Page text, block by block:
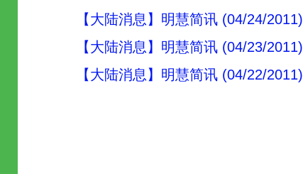
【大陆消息】明慧简讯 (04/24/2011)
【大陆消息】明慧简讯 (04/23/2011)
【大陆消息】明慧简讯 (04/22/2011)